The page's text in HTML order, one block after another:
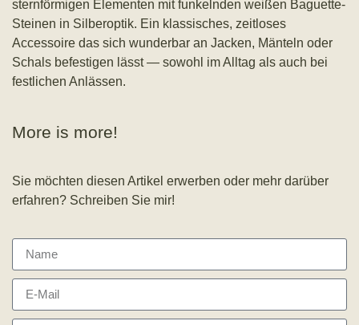
sternförmigen Elementen mit funkelnden weißen Baguette-
Steinen in Silberoptik. Ein klassisches, zeitloses
Accessoire das sich wunderbar an Jacken, Mänteln oder
Schals befestigen lässt — sowohl im Alltag als auch bei
festlichen Anlässen.
More is more!
Sie möchten diesen Artikel erwerben oder mehr darüber
erfahren? Schreiben Sie mir!